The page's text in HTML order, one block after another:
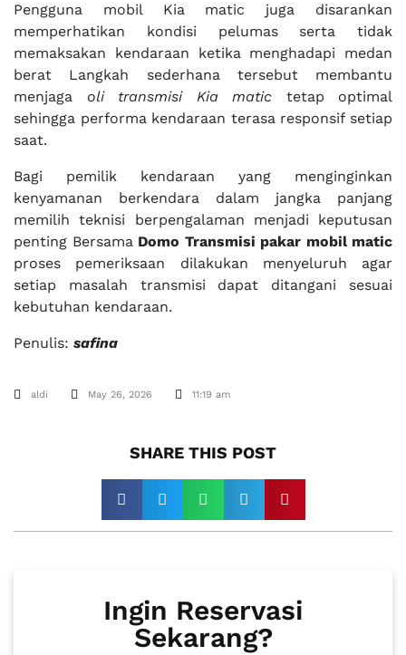
Pengguna mobil Kia matic juga disarankan
memperhatikan kondisi pelumas serta tidak
memaksakan kendaraan ketika menghadapi medan
berat Langkah sederhana tersebut membantu
menjaga oli transmisi Kia matic tetap optimal
sehingga performa kendaraan terasa responsif setiap
saat.
Bagi pemilik kendaraan yang menginginkan
kenyamanan berkendara dalam jangka panjang
memilih teknisi berpengalaman menjadi keputusan
penting Bersama Domo Transmisi pakar mobil matic
proses pemeriksaan dilakukan menyeluruh agar
setiap masalah transmisi dapat ditangani sesuai
kebutuhan kendaraan.
Penulis: safina
aldi May 26, 2026 11:19 am
SHARE THIS POST​
Ingin Reservasi
Sekarang?